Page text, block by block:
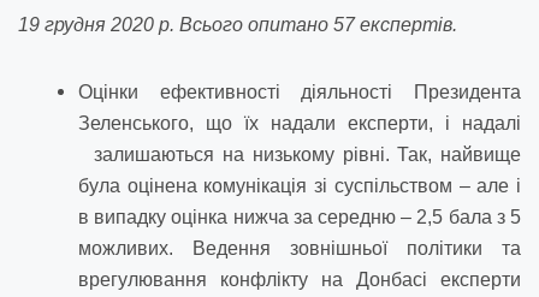
19 грудня 2020 р. Всього опитано 57 експертів.
Оцінки ефективності діяльності Президента
Зеленського, що їх надали експерти, і надалі
залишаються на низькому рівні. Так, найвище
була оцінена комунікація зі суспільством – але і
в випадку оцінка нижча за середню – 2,5 бала з 5
можливих. Ведення зовнішньої політики та
врегулювання конфлікту на Донбасі експерти